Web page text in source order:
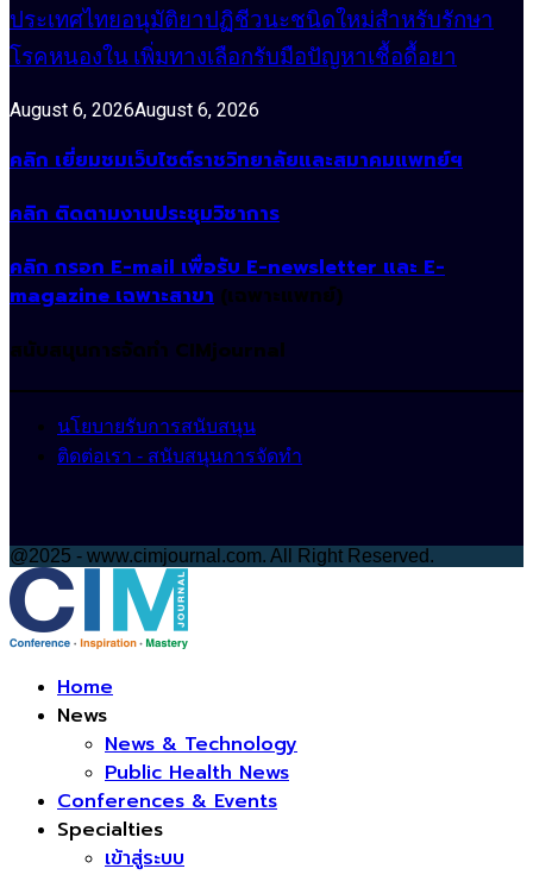
ประเทศไทยอนุมัติยาปฏิชีวนะชนิดใหม่สำหรับรักษา
โรคหนองใน เพิ่มทางเลือกรับมือปัญหาเชื้อดื้อยา
August 6, 2026August 6, 2026
คลิก เยี่ยมชมเว็บไซต์ราชวิทยาลัยและสมาคมแพทย์ฯ
คลิก ติดตามงานประชุมวิชาการ
คลิก กรอก E-mail เพื่อรับ E-newsletter และ E-
magazine เฉพาะสาขา (เฉพาะแพทย์)
สนับสนุนการจัดทำ CIMjournal
นโยบายรับการสนับสนุน
ติดต่อเรา - สนับสนุนการจัดทำ
@2025 - www.cimjournal.com. All Right Reserved.
Home
News
News & Technology
Public Health News
Conferences & Events
Specialties
เข้าสู่ระบบ